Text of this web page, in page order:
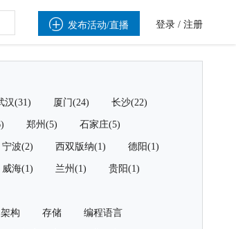
 发布活动/直播 登录 / 注册
汉(31) 厦门(24) 长沙(22)
郑州(5) 石家庄(5)
宁波(2) 西双版纳(1) 德阳(1)
威海(1) 兰州(1) 贵阳(1)
构 存储 编程语言